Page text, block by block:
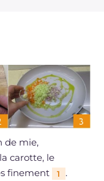
de mie,
carotte, le
finement
1
.